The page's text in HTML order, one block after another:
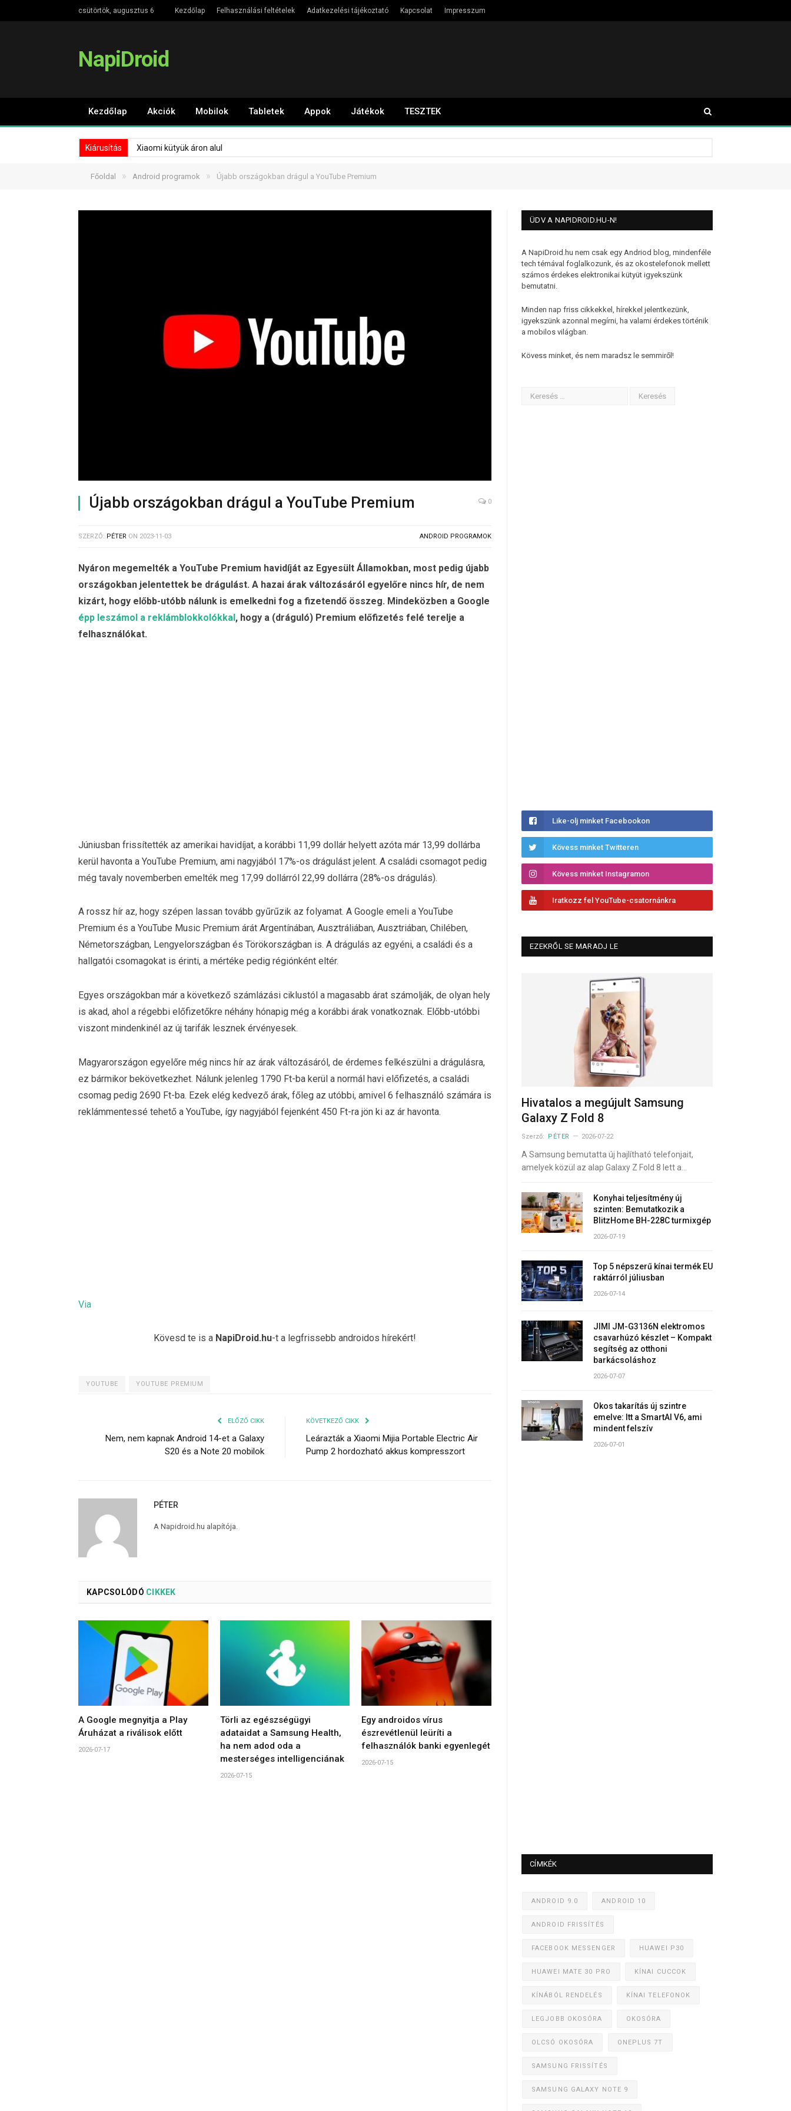
csütörtök, augusztus 6 Kezdőlap Felhasználási feltételek Adatkezelési tájékoztató Kapcsolat Impresszum
NapiDroid
Kezdőlap Akciók Mobilok Tabletek Appok Játékok TESZTEK
Kiárusítás Xiaomi kütyük áron alul
Főoldal » Android programok » Újabb országokban drágul a YouTube Premium
Újabb országokban drágul a YouTube Premium 0
SZERZŐ: PÉTER ON 2023-11-03 ANDROID PROGRAMOK
Nyáron megemelték a YouTube Premium havidíját az Egyesült Államokban, most pedig újabb
országokban jelentettek be drágulást. A hazai árak változásáról egyelőre nincs hír, de nem
kizárt, hogy előbb-utóbb nálunk is emelkedni fog a fizetendő összeg. Mindeközben a Google
épp leszámol a reklámblokkolókkal, hogy a (dráguló) Premium előfizetés felé terelje a
felhasználókat.
Júniusban frissítették az amerikai havidíjat, a korábbi 11,99 dollár helyett azóta már 13,99 dollárba
kerül havonta a YouTube Premium, ami nagyjából 17%-os drágulást jelent. A családi csomagot pedig
még tavaly novemberben emelték meg 17,99 dollárról 22,99 dollárra (28%-os drágulás).
A rossz hír az, hogy szépen lassan tovább gyűrűzik az folyamat. A Google emeli a YouTube
Premium és a YouTube Music Premium árát Argentínában, Ausztráliában, Ausztriában, Chilében,
Németországban, Lengyelországban és Törökországban is. A drágulás az egyéni, a családi és a
hallgatói csomagokat is érinti, a mértéke pedig régiónként eltér.
Egyes országokban már a következő számlázási ciklustól a magasabb árat számolják, de olyan hely
is akad, ahol a régebbi előfizetőkre néhány hónapig még a korábbi árak vonatkoznak. Előbb-utóbbi
viszont mindenkinél az új tarifák lesznek érvényesek.
Magyarországon egyelőre még nincs hír az árak változásáról, de érdemes felkészülni a drágulásra,
ez bármikor bekövetkezhet. Nálunk jelenleg 1790 Ft-ba kerül a normál havi előfizetés, a családi
csomag pedig 2690 Ft-ba. Ezek elég kedvező árak, főleg az utóbbi, amivel 6 felhasználó számára is
reklámmentessé tehető a YouTube, így nagyjából fejenként 450 Ft-ra jön ki az ár havonta.
Via
Kövesd te is a NapiDroid.hu-t a legfrissebb androidos hírekért!
YOUTUBE YOUTUBE PREMIUM
ELŐZŐ CIKK
Nem, nem kapnak Android 14-et a Galaxy
S20 és a Note 20 mobilok
KÖVETKEZŐ CIKK
Leárazták a Xiaomi Mijia Portable Electric Air
Pump 2 hordozható akkus kompresszort
PÉTER
A Napidroid.hu alapítója.
KAPCSOLÓDÓ CIKKEK
A Google megnyitja a Play
Áruházat a riválisok előtt
2026-07-17
Törli az egészségügyi
adataidat a Samsung Health,
ha nem adod oda a
mesterséges intelligenciának
2026-07-15
Egy androidos vírus
észrevétlenül leüríti a
felhasználók banki egyenlegét
2026-07-15
ÜDV A NAPIDROID.HU-N!
A NapiDroid.hu nem csak egy Andriod blog, mindenféle
tech témával foglalkozunk, és az okostelefonok mellett
számos érdekes elektronikai kütyüt igyekszünk
bemutatni.
Minden nap friss cikkekkel, hírekkel jelentkezünk,
igyekszünk azonnal megírni, ha valami érdekes történik
a mobilos világban.
Kövess minket, és nem maradsz le semmiről!
Like-olj minket Facebookon
Kövess minket Twitteren
Kövess minket Instagramon
Iratkozz fel YouTube-csatornánkra
EZEKRŐL SE MARADJ LE
Hivatalos a megújult Samsung
Galaxy Z Fold 8
Szerző: PÉTER 2026-07-22
A Samsung bemutatta új hajlítható telefonjait,
amelyek közül az alap Galaxy Z Fold 8 lett a…
Konyhai teljesítmény új
szinten: Bemutatkozik a
BlitzHome BH-228C turmixgép
2026-07-19
Top 5 népszerű kínai termék EU
raktárról júliusban
2026-07-14
JIMI JM-G3136N elektromos
csavarhúzó készlet – Kompakt
segítség az otthoni
barkácsoláshoz
2026-07-07
Okos takarítás új szintre
emelve: Itt a SmartAI V6, ami
mindent felszív
2026-07-01
CÍMKÉK
ANDROID 9.0 ANDROID 10
ANDROID FRISSÍTÉS
FACEBOOK MESSENGER HUAWEI P30
HUAWEI MATE 30 PRO KÍNAI CUCCOK
KÍNÁBÓL RENDELÉS KÍNAI TELEFONOK
LEGJOBB OKOSÓRA OKOSÓRA
OLCSÓ OKOSÓRA ONEPLUS 7T
SAMSUNG FRISSÍTÉS
SAMSUNG GALAXY NOTE 9